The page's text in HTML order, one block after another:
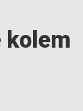
kolem